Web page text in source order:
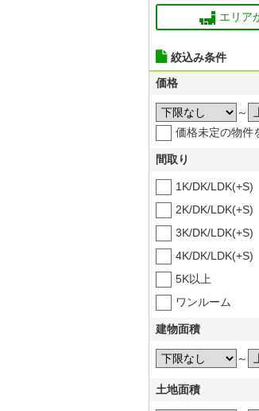
エリア
絞込み条件
価格
～
価格未定の物件
間取り
1K/DK/LDK(+S)
2K/DK/LDK(+S)
3K/DK/LDK(+S)
4K/DK/LDK(+S)
5K以上
ワンルーム
建物面積
～
土地面積